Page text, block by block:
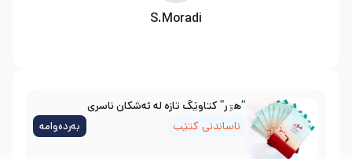
S.Moradi
“هۊر” کتاوێگ تازە لە ئەشکان ناسری
ناساندنی کتێب
بەردەوامە